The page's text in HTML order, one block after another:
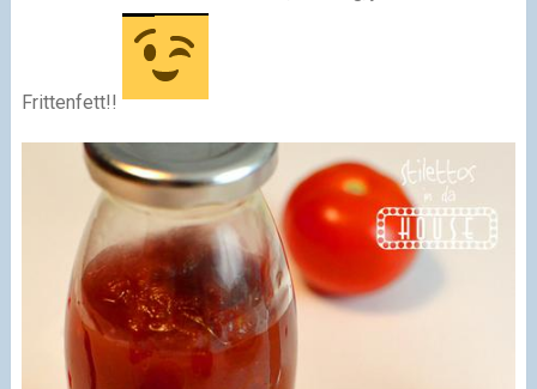
Frittenfett!!